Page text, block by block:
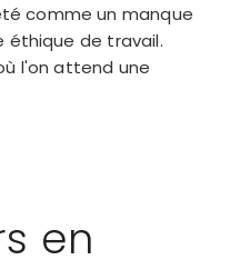
comme un manque
éthique de travail.
l'on attend une
en